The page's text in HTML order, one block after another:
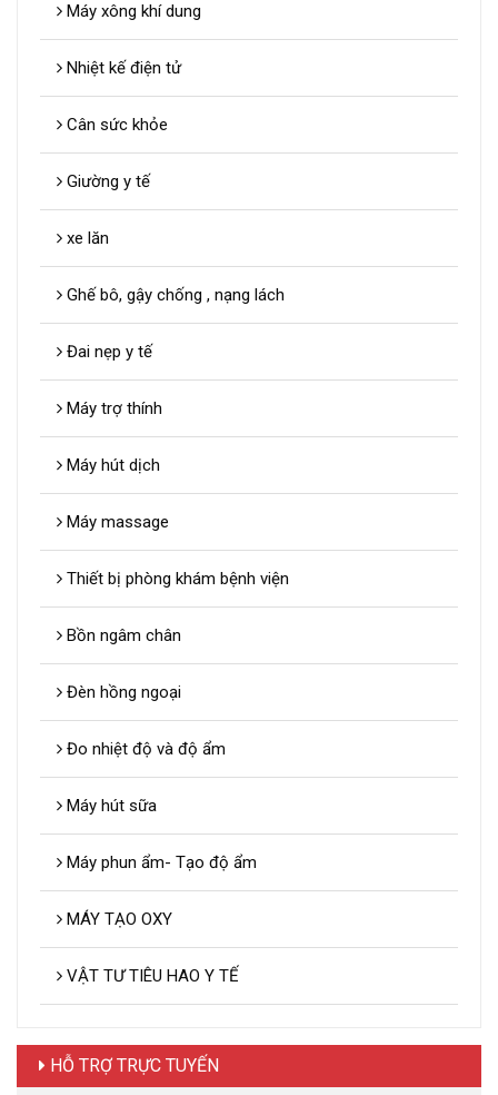
Máy xông khí dung
Nhiệt kế điện tử
Cân sức khỏe
Giường y tế
xe lăn
Ghế bô, gậy chống , nạng lách
Đai nẹp y tế
Máy trợ thính
Máy hút dịch
Máy massage
Thiết bị phòng khám bệnh viện
Bồn ngâm chân
Đèn hồng ngoại
Đo nhiệt độ và độ ẩm
Máy hút sữa
Máy phun ẩm- Tạo độ ẩm
MÁY TẠO OXY
VẬT TƯ TIÊU HAO Y TẾ
HỖ TRỢ TRỰC TUYẾN